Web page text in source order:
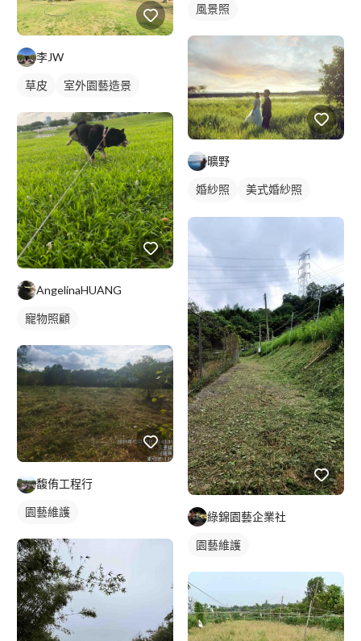
李JW
草皮 室外園藝造景
AngelinaHUANG
寵物照顧
馥侑工程行
園藝維護
風景照
曠野
婚紗照
美式婚紗照
情侶藝術照
綠錦園藝企業社
園藝維護